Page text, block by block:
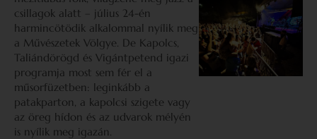
csillagok alatt – július 24-én
harmincötödik alkalommal nyílik meg
a Művészetek Völgye. De Kapolcs,
Taliándörögd és Vigántpetend igazi
programja most sem fér el a
műsorfüzetben: leginkább a
patakparton, a kapolcsi szigete vagy
az öreg hídon és az udvarok mélyén
is nyílik meg igazán.